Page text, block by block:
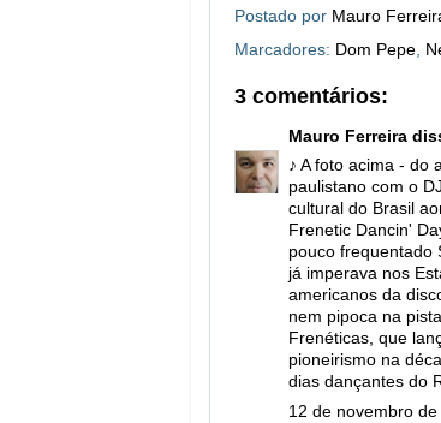
Postado por Mauro
Marcadores: Dom Pepe,
3 comentários:
Mauro Ferreira
♪ A foto acima - do
paulistano com o
cultural do Brasil
Frenetic Dancin'
pouco frequentado
já imperava nos
americanos da
nem pipoca na
Frenéticas, que
pioneirismo na
dias dançantes do
12 de novembro